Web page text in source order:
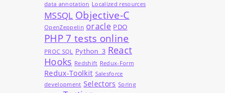
data annotation Localized resources
MSSQL Objective-C
OpenZeppelin oracle PDO
PHP 7 tests online
PROC SQL Python_3 React
Hooks Redshift Redux-Form
Redux-Toolkit Salesforce
development Selectors Spring